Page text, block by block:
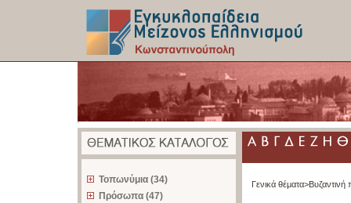
Τοπωνύμια (34)
Πρόσωπα (47)
Γενικά θέματα>Βυζαντινή